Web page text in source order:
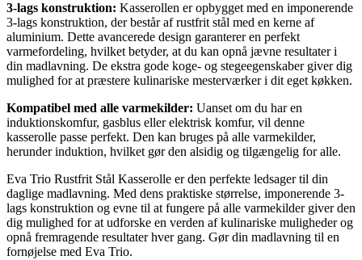
3-lags konstruktion: Kasserollen er opbygget med en imponerende
3-lags konstruktion, der består af rustfrit stål med en kerne af
aluminium. Dette avancerede design garanterer en perfekt
varmefordeling, hvilket betyder, at du kan opnå jævne resultater i
din madlavning. De ekstra gode koge- og stegeegenskaber giver dig
mulighed for at præstere kulinariske mesterværker i dit eget køkken.
Kompatibel med alle varmekilder: Uanset om du har en
induktionskomfur, gasblus eller elektrisk komfur, vil denne
kasserolle passe perfekt. Den kan bruges på alle varmekilder,
herunder induktion, hvilket gør den alsidig og tilgængelig for alle.
Eva Trio Rustfrit Stål Kasserolle er den perfekte ledsager til din
daglige madlavning. Med dens praktiske størrelse, imponerende 3-
lags konstruktion og evne til at fungere på alle varmekilder giver den
dig mulighed for at udforske en verden af kulinariske muligheder og
opnå fremragende resultater hver gang. Gør din madlavning til en
fornøjelse med Eva Trio.